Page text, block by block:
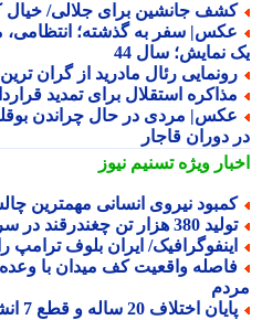
جانشین برای جلالی/ خیال
سفر به گذشته؛ انتظامی،
نمایش؛ سال 44
رئال مادرید از گران ترین
استقلال برای تمدید قرارداد
مردی در حال چراندن بوقلمون
دوران قاجار
ویژهتسنیم نیوز
نیروی انسانی مهمترین
380 هزار تن چغندرقند در سرپل ذهاب
ایران بلوف ترامپ را
واقعیت کف میدان با وعده
اختلاف 20 ساله و قطع 7 انشعاب غیرمجاز آب در زیرکوه